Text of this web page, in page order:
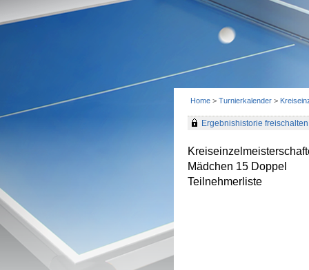
Home > Turnierkalender >
Ergebnishistorie freischalten
Mädchen 15 Doppel
Teilnehmerliste